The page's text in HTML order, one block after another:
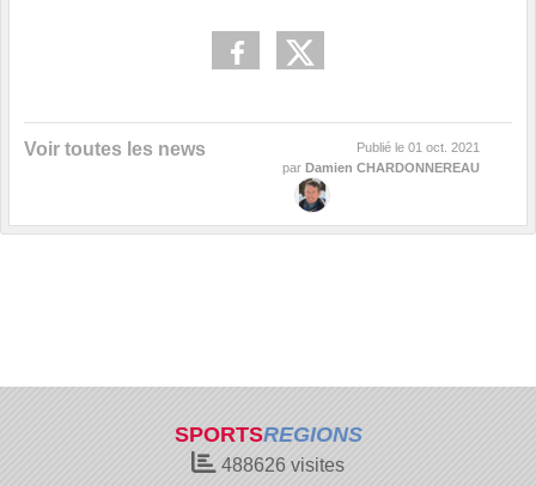
Voir toutes les news Publié le 01 oct. 2021
par Damien CHARDONNEREAU
SPORTSREGIONS
488626 visites